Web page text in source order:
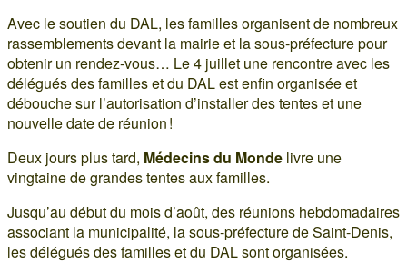
Avec le soutien du DAL, les familles organisent de nombreux
rassemblements devant la mairie et la sous-préfecture pour
obtenir un rendez-vous… Le 4 juillet une rencontre avec les
délégués des familles et du DAL est enfin organisée et
débouche sur l’autorisation d’installer des tentes et une
nouvelle date de réunion !
Deux jours plus tard, Médecins du Monde livre une
vingtaine de grandes tentes aux familles.
Jusqu’au début du mois d’août, des réunions hebdomadaires
associant la municipalité, la sous-préfecture de Saint-Denis,
les délégués des familles et du DAL sont organisées.